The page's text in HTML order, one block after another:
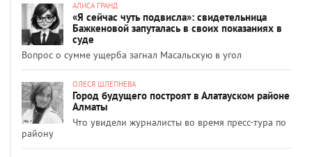
АЛИСА ГРАНД
«Я сейчас чуть подвисла»: свидетельница
Бажкеновой запуталась в своих показаниях в
суде
Вопрос о сумме ущерба загнал Масальскую в угол
ОЛЕСЯ ШЛЕПНЕВА
Город будущего построят в Алатауском районе
Алматы
Что увидели журналисты во время пресс-тура по
району